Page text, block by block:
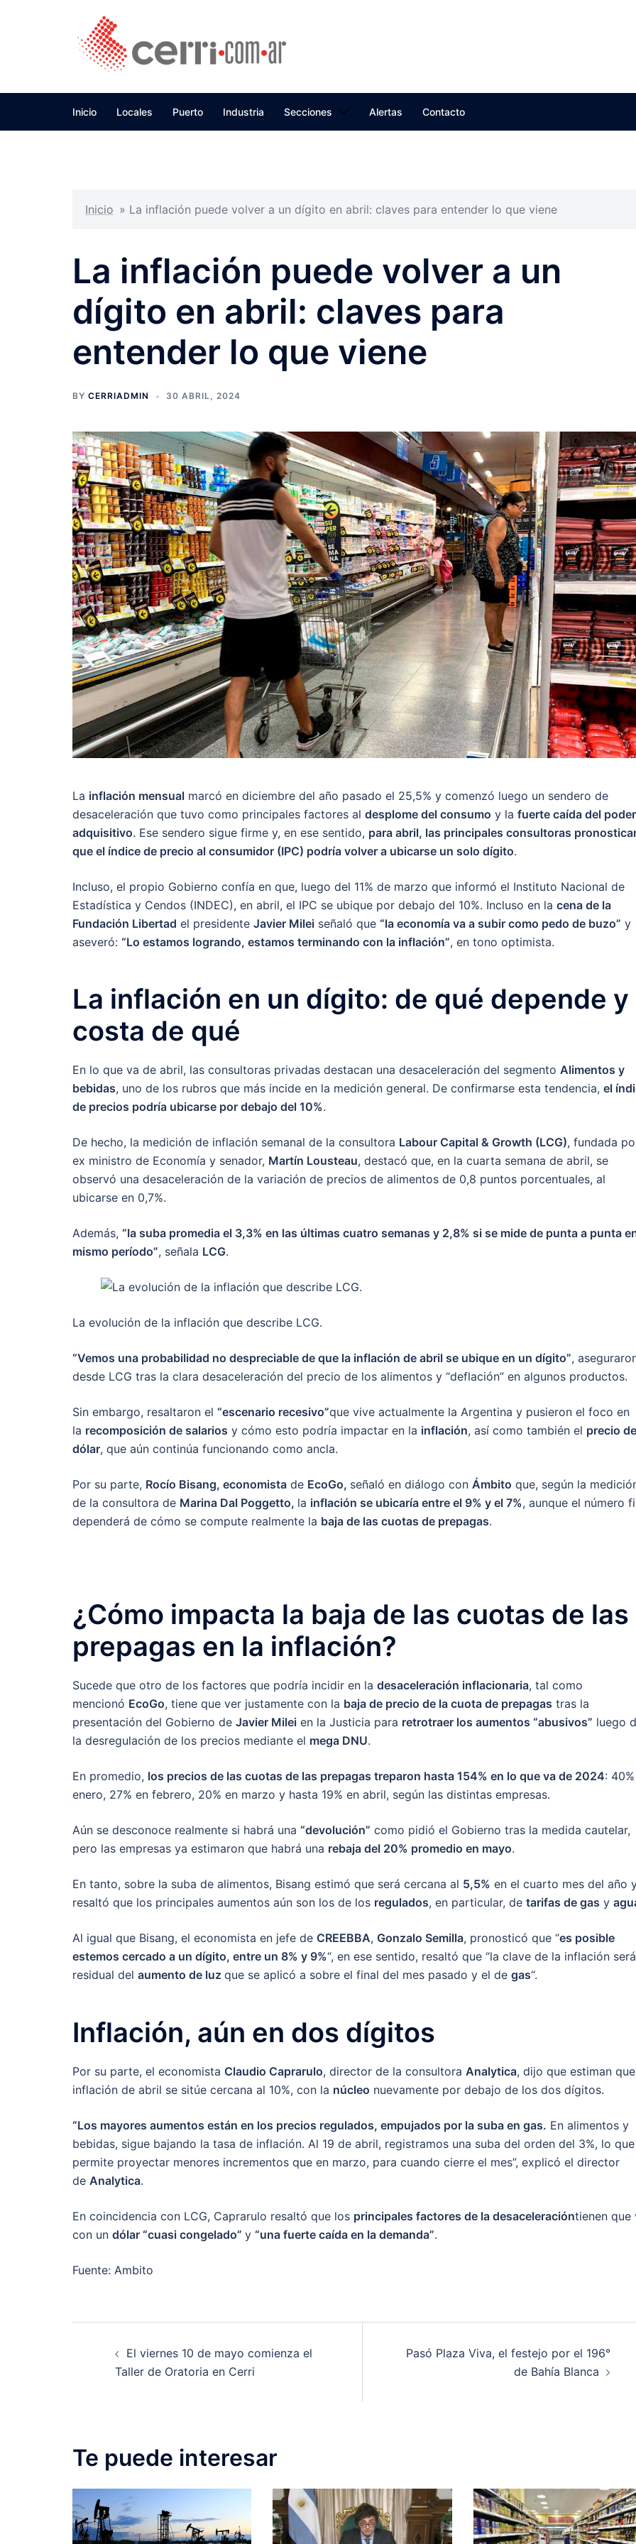
Inicio Locales Puerto Industria Secciones Alertas Contacto
Inicio » La inflación puede volver a un dígito en abril: claves para entender lo que viene
La inflación puede volver a un
dígito en abril: claves para
entender lo que viene
BY CERRIADMIN 30 ABRIL, 2024
La inflación mensual marcó en diciembre del año pasado el 25,5% y comenzó luego un sendero de
desaceleración que tuvo como principales factores al desplome del consumo y la fuerte caída del poder
adquisitivo. Ese sendero sigue firme y, en ese sentido, para abril, las principales consultoras
que el índice de precio al consumidor (IPC) podría volver a ubicarse un solo dígito.
Incluso, el propio Gobierno confía en que, luego del 11% de marzo que informó el Instituto Nacional de
Estadística y Cendos (INDEC), en abril, el IPC se ubique por debajo del 10%. Incluso en la cena de la
Fundación Libertad el presidente Javier Milei señaló que “la economía va a subir como pedo de buzo” y
aseveró: “Lo estamos logrando, estamos terminando con la inflación”, en tono optimista.
La inflación en un dígito: de qué depende y
costa de qué
En lo que va de abril, las consultoras privadas destacan una desaceleración del segmento Alimentos y
bebidas, uno de los rubros que más incide en la medición general. De confirmarse esta tendencia, el
de precios podría ubicarse por debajo del 10%.
De hecho, la medición de inflación semanal de la consultora Labour Capital & Growth (LCG), fundada
ex ministro de Economía y senador, Martín Lousteau, destacó que, en la cuarta semana de abril, se
observó una desaceleración de la variación de precios de alimentos de 0,8 puntos porcentuales, al
ubicarse en 0,7%.
Además, “la suba promedia el 3,3% en las últimas cuatro semanas y 2,8% si se mide de punta a punta
mismo período”, señala LCG.
La evolución de la inflación que describe LCG.
“Vemos una probabilidad no despreciable de que la inflación de abril se ubique en un dígito”,
desde LCG tras la clara desaceleración del precio de los alimentos y “deflación” en algunos productos.
Sin embargo, resaltaron el “escenario recesivo”que vive actualmente la Argentina y pusieron el foco en
la recomposición de salarios y cómo esto podría impactar en la inflación, así como también el precio
dólar, que aún continúa funcionando como ancla.
Por su parte, Rocío Bisang, economista de EcoGo, señaló en diálogo con Ámbito que, según la
de la consultora de Marina Dal Poggetto, la inflación se ubicaría entre el 9% y el 7%, aunque el número
dependerá de cómo se compute realmente la baja de las cuotas de prepagas.
¿Cómo impacta la baja de las cuotas de las
prepagas en la inflación?
Sucede que otro de los factores que podría incidir en la desaceleración inflacionaria, tal como
mencionó EcoGo, tiene que ver justamente con la baja de precio de la cuota de prepagas tras la
presentación del Gobierno de Javier Milei en la Justicia para retrotraer los aumentos “abusivos” luego
la desregulación de los precios mediante el mega DNU.
En promedio, los precios de las cuotas de las prepagas treparon hasta 154% en lo que va de 2024:
enero, 27% en febrero, 20% en marzo y hasta 19% en abril, según las distintas empresas.
Aún se desconoce realmente si habrá una “devolución” como pidió el Gobierno tras la medida cautelar,
pero las empresas ya estimaron que habrá una rebaja del 20% promedio en mayo.
En tanto, sobre la suba de alimentos, Bisang estimó que será cercana al 5,5% en el cuarto mes del año
resaltó que los principales aumentos aún son los de los regulados, en particular, de tarifas de gas y
Al igual que Bisang, el economista en jefe de CREEBBA, Gonzalo Semilla, pronosticó que “es posible
estemos cercado a un dígito, entre un 8% y 9%“, en ese sentido, resaltó que “la clave de la inflación
residual del aumento de luz que se aplicó a sobre el final del mes pasado y el de gas“.
Inflación, aún en dos dígitos
Por su parte, el economista Claudio Caprarulo, director de la consultora Analytica, dijo que estiman
inflación de abril se sitúe cercana al 10%, con la núcleo nuevamente por debajo de los dos dígitos.
“Los mayores aumentos están en los precios regulados, empujados por la suba en gas. En alimentos y
bebidas, sigue bajando la tasa de inflación. Al 19 de abril, registramos una suba del orden del 3%, lo que
permite proyectar menores incrementos que en marzo, para cuando cierre el mes”, explicó el director
de Analytica.
En coincidencia con LCG, Caprarulo resaltó que los principales factores de la desaceleracióntienen que
con un dólar “cuasi congelado” y “una fuerte caída en la demanda”.
Fuente: Ambito
navigation
El viernes 10 de mayo comienza el
Taller de Oratoria en Cerri
Pasó Plaza Viva, el festejo por el 196°
de Bahía Blanca
Te puede interesar